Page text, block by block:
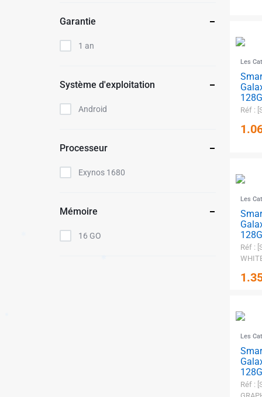
Les
Réf :
Les
Réf :
Les
Réf :
Garantie
1 an
Système d'exploitation
Android
Processeur
Exynos 1680
Mémoire
16 GO
✱